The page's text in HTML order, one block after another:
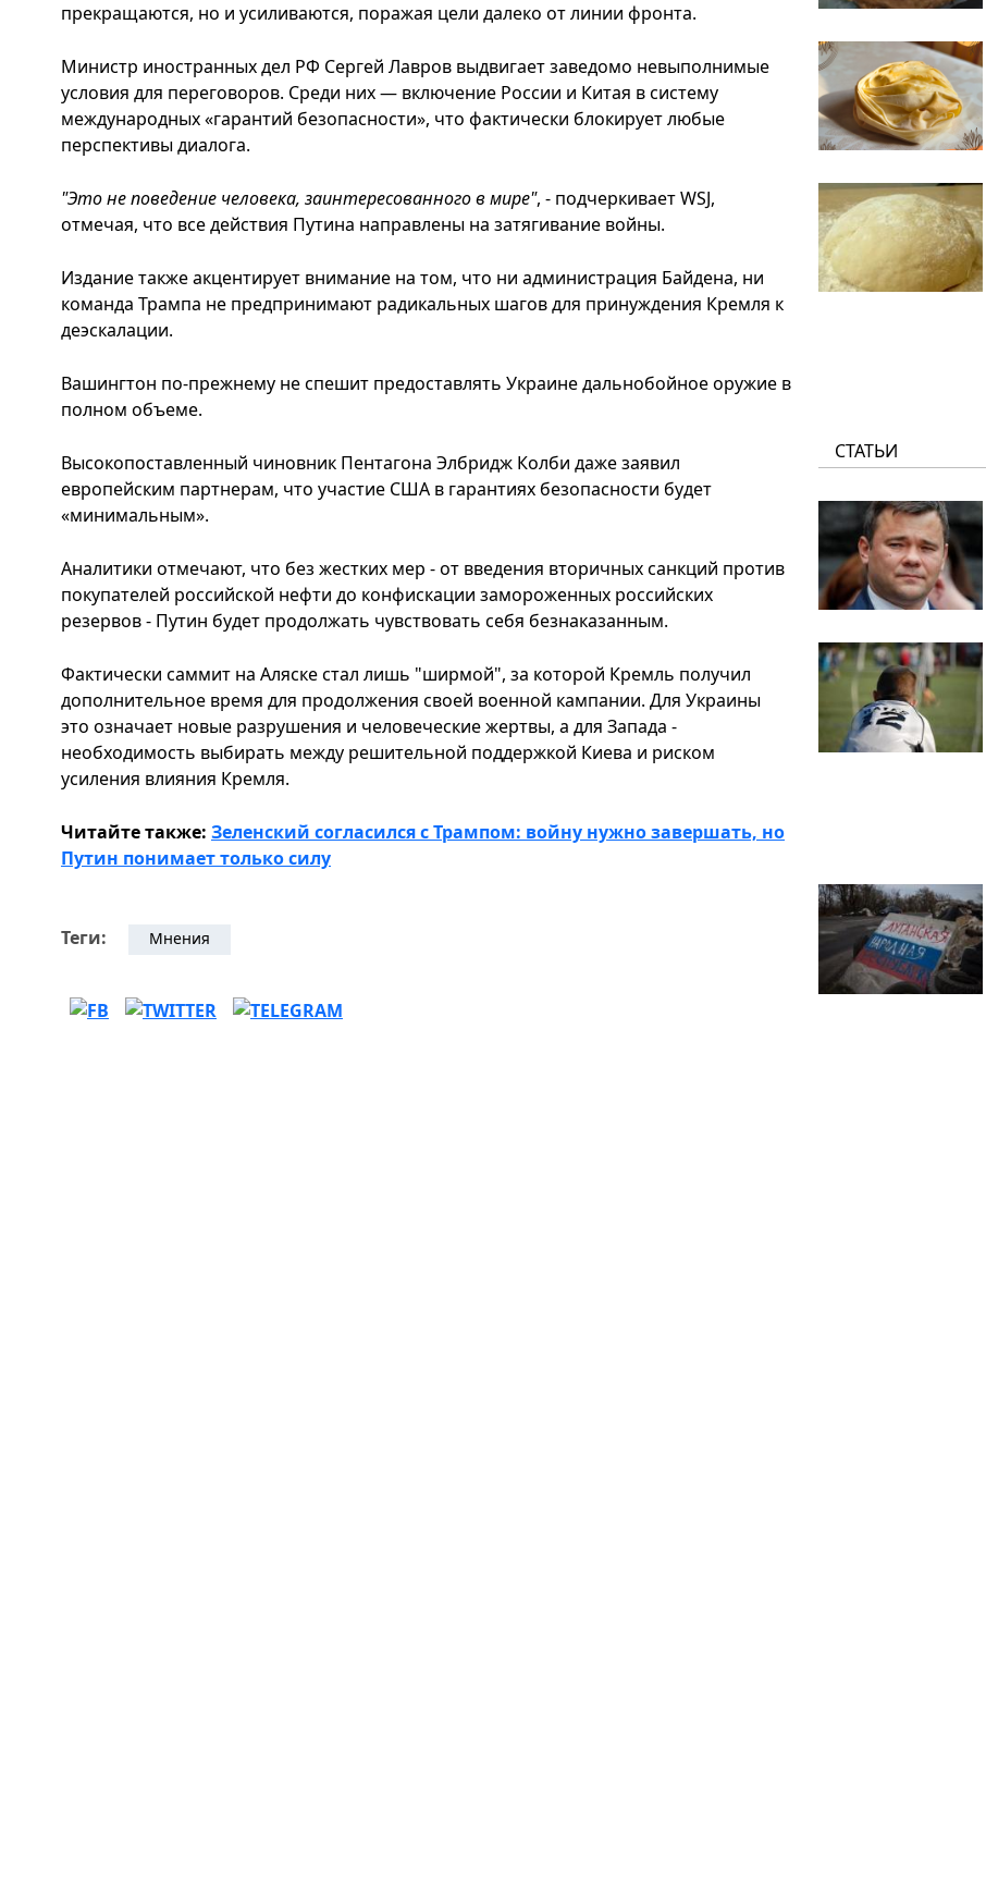
прекращаются, но и усиливаются, поражая цели далеко от линии фронта.
Министр иностранных дел РФ Сергей Лавров выдвигает заведомо невыполнимые
условия для переговоров. Среди них — включение России и Китая в систему
международных «гарантий безопасности», что фактически блокирует любые
перспективы диалога.
"Это не поведение человека, заинтересованного в мире", - подчеркивает WSJ,
отмечая, что все действия Путина направлены на затягивание войны.
Издание также акцентирует внимание на том, что ни администрация Байдена, ни
команда Трампа не предпринимают радикальных шагов для принуждения Кремля к
деэскалации.
Вашингтон по-прежнему не спешит предоставлять Украине дальнобойное оружие в
полном объеме.
Высокопоставленный чиновник Пентагона Элбридж Колби даже заявил
европейским партнерам, что участие США в гарантиях безопасности будет
«минимальным».
Аналитики отмечают, что без жестких мер - от введения вторичных санкций против
покупателей российской нефти до конфискации замороженных российских
резервов - Путин будет продолжать чувствовать себя безнаказанным.
Фактически саммит на Аляске стал лишь "ширмой", за которой Кремль получил
дополнительное время для продолжения своей военной кампании. Для Украины
это означает новые разрушения и человеческие жертвы, а для Запада -
необходимость выбирать между решительной поддержкой Киева и риском
усиления влияния Кремля.
Читайте также: Зеленский согласился с Трампом: войну нужно завершать, но
Путин понимает только силу
Теги: Мнения
СТАТЬИ